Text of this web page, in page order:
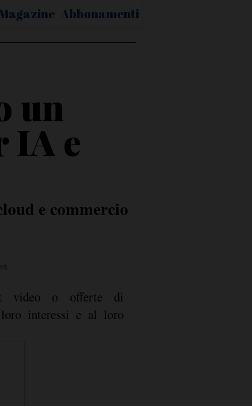
Magazine Abbonamenti
un
IA e
e commercio
video o offerte di
interessi e al loro